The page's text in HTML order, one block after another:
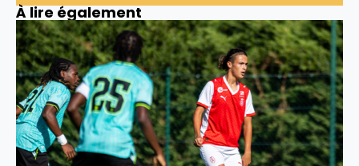
À lire également